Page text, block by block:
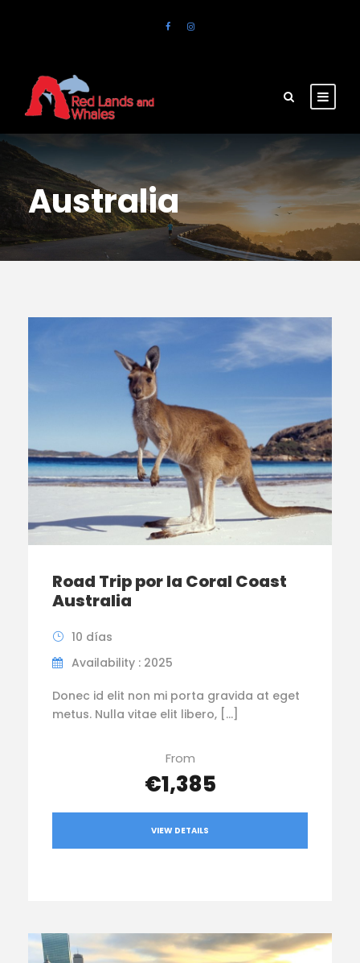
Australia
Road Trip por la Coral Coast
Australia
10 días
Availability : 2025
Donec id elit non mi porta gravida at eget
metus. Nulla vitae elit libero, […]
From
€1,385
VIEW DETAILS